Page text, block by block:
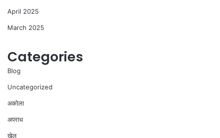
April 2025
March 2025
Categories
Blog
Uncategorized
अकोला
अपराध
खेल